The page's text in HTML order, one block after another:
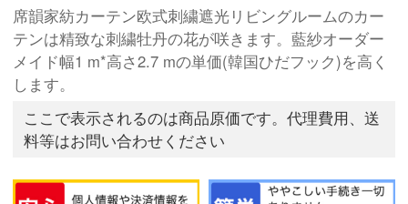
席韻家紡カーテン欧式刺繍遮光リビングルームのカー
テンは精致な刺繍牡丹の花が咲きます。藍紗オーダー
メイド幅1 m*高さ2.7 mの単価(韓国ひだフック)を高く
します。
ここで表示されるのは商品原価です。代理費用、送
料等はお問い合わせください